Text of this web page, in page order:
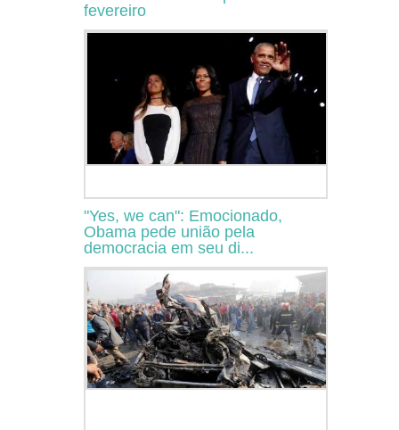
fevereiro
"Yes, we can": Emocionado,
Obama pede união pela
democracia em seu di...